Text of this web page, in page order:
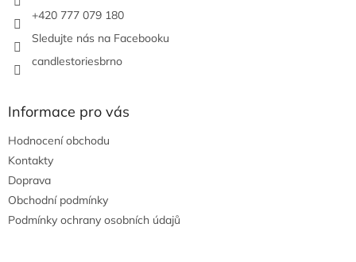
+420 777 079 180
Sledujte nás na Facebooku
candlestoriesbrno
Informace pro vás
Hodnocení obchodu
Kontakty
Doprava
Obchodní podmínky
Podmínky ochrany osobních údajů